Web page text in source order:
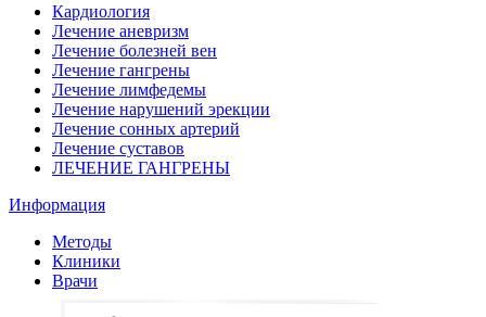
Кардиология
Лечение аневризм
Лечение болезней вен
Лечение гангрены
Лечение лимфедемы
Лечение нарушений эрекции
Лечение сонных артерий
Лечение суставов
ЛЕЧЕНИЕ ГАНГРЕНЫ
Информация
Методы
Клиники
Врачи